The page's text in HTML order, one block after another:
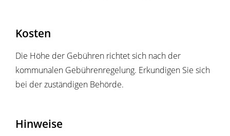
Kosten
Die Höhe der Gebühren richtet sich nach der
kommunalen Gebührenregelung. Erkundigen Sie sich
bei der zuständigen Behörde.
Hinweise